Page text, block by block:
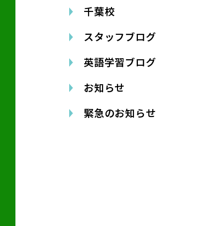
千葉校
スタッフブログ
英語学習ブログ
お知らせ
緊急のお知らせ